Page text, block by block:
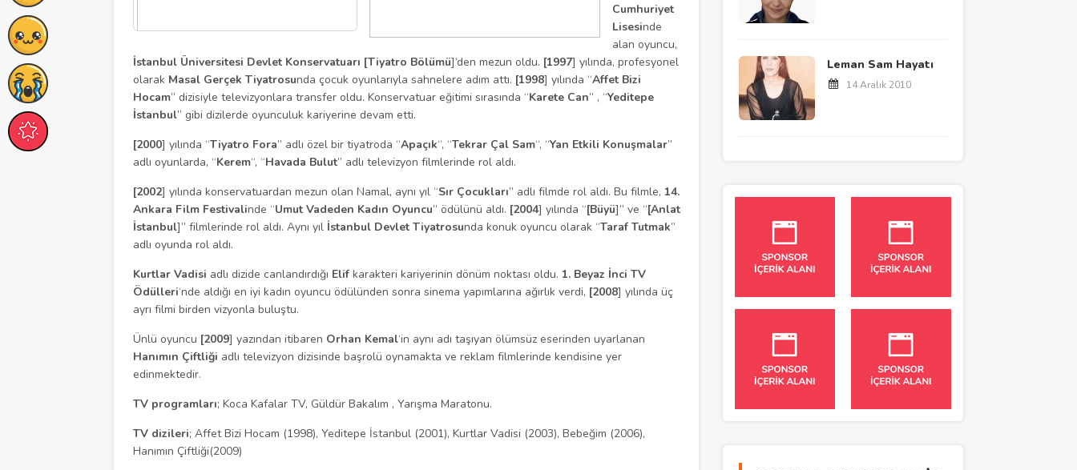
Cumhuriyet
Lisesinde
alan oyuncu,
İstanbul Üniversitesi Devlet Konservatuarı [Tiyatro Bölümü]’den mezun oldu. [1997] yılında, profesyonel
olarak Masal Gerçek Tiyatrosunda çocuk oyunlarıyla sahnelere adım attı. [1998] yılında “Affet Bizi
Hocam” dizisiyle televizyonlara transfer oldu. Konservatuar eğitimi sırasında “Karete Can” , “Yeditepe
İstanbul” gibi dizilerde oyunculuk kariyerine devam etti.
[2000] yılında “Tiyatro Fora” adlı özel bir tiyatroda “Apaçık“, “Tekrar Çal Sam“, “Yan Etkili Konuşmalar”
adlı oyunlarda, “Kerem“, “Havada Bulut” adlı televizyon filmlerinde rol aldı.
[2002] yılında konservatuardan mezun olan Namal, aynı yıl “Sır Çocukları” adlı filmde rol aldı. Bu filmle, 14.
Ankara Film Festivalinde “Umut Vadeden Kadın Oyuncu” ödülünü aldı. [2004] yılında “[Büyü]” ve “[Anlat
İstanbul]” filmlerinde rol aldı. Aynı yıl İstanbul Devlet Tiyatrosunda konuk oyuncu olarak “Taraf Tutmak”
adlı oyunda rol aldı.
Kurtlar Vadisi adlı dizide canlandırdığı Elif karakteri kariyerinin dönüm noktası oldu. 1. Beyaz İnci TV
Ödülleri‘nde aldığı en iyi kadın oyuncu ödülünden sonra sinema yapımlarına ağırlık verdi, [2008] yılında üç
ayrı filmi birden vizyonla buluştu.
Ünlü oyuncu [2009] yazından itibaren Orhan Kemal‘in aynı adı taşıyan ölümsüz eserinden uyarlanan
Hanımın Çiftliği adlı televizyon dizisinde başrolü oynamakta ve reklam filmlerinde kendisine yer
edinmektedir.
TV programları; Koca Kafalar TV, Güldür Bakalım , Yarışma Maratonu.
TV dizileri; Affet Bizi Hocam (1998), Yeditepe İstanbul (2001), Kurtlar Vadisi (2003), Bebeğim (2006),
Hanımın Çiftliği(2009)
Leman Sam Hayatı
14 Aralık 2010